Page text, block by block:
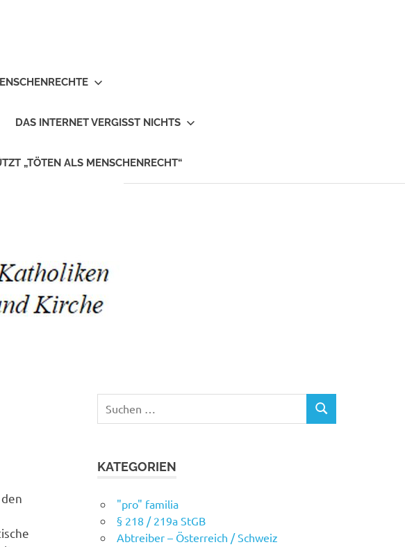
DAS INTERNET VERGISST NICHTS
„TÖTEN ALS MENSCHENRECHT“
Suchen
SUCHEN
KATEGORIEN
"pro" familia
§ 218 / 219a StGB
Abtreiber – Österreich / Schweiz